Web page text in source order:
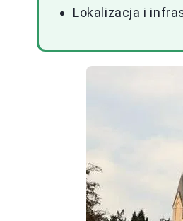
Lokalizacja i